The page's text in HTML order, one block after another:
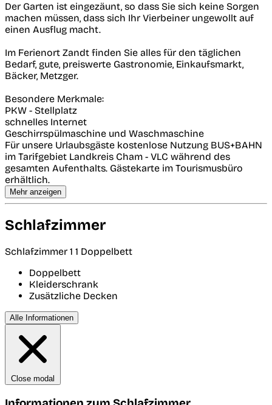
Der Garten ist eingezäunt, so dass Sie sich keine Sorgen
machen müssen, dass sich Ihr Vierbeiner ungewollt auf
einen Ausflug macht.
Im Ferienort Zandt finden Sie alles für den täglichen
Bedarf, gute, preiswerte Gastronomie, Einkaufsmarkt,
Bäcker, Metzger.
Besondere Merkmale:
PKW - Stellplatz
schnelles Internet
Geschirrspülmaschine und Waschmaschine
Für unsere Urlaubsgäste kostenlose Nutzung BUS+BAHN
im Tarifgebiet Landkreis Cham - VLC während des
gesamten Aufenthalts. Gästekarte im Tourismusbüro
erhältlich.
Mehr anzeigen
Schlafzimmer
Schlafzimmer 1 1 Doppelbett
Doppelbett
Kleiderschrank
Zusätzliche Decken
Alle Informationen
Close modal